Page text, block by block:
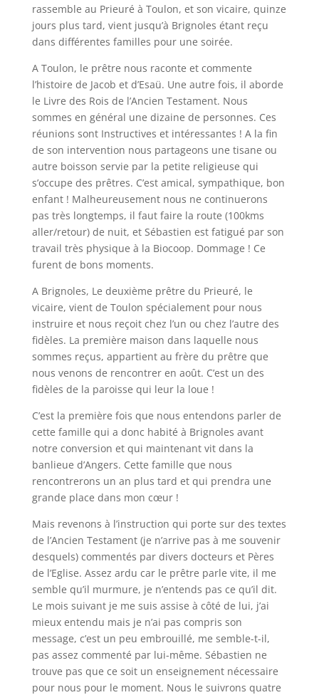
rassemble au Prieuré à Toulon, et son vicaire, quinze
jours plus tard, vient jusqu’à Brignoles étant reçu
dans différentes familles pour une soirée.
A Toulon, le prêtre nous raconte et commente
l’histoire de Jacob et d’Esaü. Une autre fois, il aborde
le Livre des Rois de l’Ancien Testament. Nous
sommes en général une dizaine de personnes. Ces
réunions sont Instructives et intéressantes ! A la fin
de son intervention nous partageons une tisane ou
autre boisson servie par la petite religieuse qui
s’occupe des prêtres. C’est amical, sympathique, bon
enfant ! Malheureusement nous ne continuerons
pas très longtemps, il faut faire la route (100kms
aller/retour) de nuit, et Sébastien est fatigué par son
travail très physique à la Biocoop. Dommage ! Ce
furent de bons moments.
A Brignoles, Le deuxième prêtre du Prieuré, le
vicaire, vient de Toulon spécialement pour nous
instruire et nous reçoit chez l’un ou chez l’autre des
fidèles. La première maison dans laquelle nous
sommes reçus, appartient au frère du prêtre que
nous venons de rencontrer en août. C’est un des
fidèles de la paroisse qui leur la loue !
C’est la première fois que nous entendons parler de
cette famille qui a donc habité à Brignoles avant
notre conversion et qui maintenant vit dans la
banlieue d’Angers. Cette famille que nous
rencontrerons un an plus tard et qui prendra une
grande place dans mon cœur !
Mais revenons à l’instruction qui porte sur des textes
de l’Ancien Testament (je n’arrive pas à me souvenir
desquels) commentés par divers docteurs et Pères
de l’Eglise. Assez ardu car le prêtre parle vite, il me
semble qu’il murmure, je n’entends pas ce qu’il dit.
Le mois suivant je me suis assise à côté de lui, j’ai
mieux entendu mais je n’ai pas compris son
message, c’est un peu embrouillé, me semble-t-il,
pas assez commenté par lui-même. Sébastien ne
trouve pas que ce soit un enseignement nécessaire
pour nous pour le moment. Nous le suivrons quatre